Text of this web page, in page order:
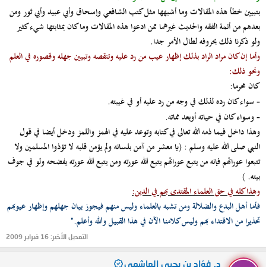
بتبيين خطأ هذه المقالات وما أشبهها مثل كتب الشافعي وإسحاق وأبي عبيد وأبي ثور ومن
بعدهم من أئمة الفقه والحديث غيرهما ممن ادعوا هذه المقالات وما كان بمثابتها شيء كثير
ولو ذكرنا ذلك بحروفه لطال الأمر جدا.
وأما إن كان مراد الراد بذلك إظهار عيب من رد عليه وتنقصه وتبيين جهله وقصوره في العلم
ونحو ذلك:
كان محرما:
- سواء كان رده لذلك في وجه من رد عليه أو في غيبته.
- وسواء كان في حياته أوبعد مماته.
وهذا داخل فيما ذمه الله تعالى في كتابه وتوعد عليه في الهمز واللمز ودخل أيضا في قول
النبي صلى الله عليه وسلم :(يا معشر من آمن بلسانه ولم يؤمن قلبه لا تؤذوا المسلمين ولا
تتبعوا عوراتهم فإنه من يتبع عوراتهم يتبع الله عورته ومن يتبع الله عورته يفضحه ولو في جوف
بيته.)
وهذا كله في حق العلماء المقتدى بهم في الدين:
فأما أهل البدع والضلالة ومن تشبه بالعلماء وليس منهم فيجوز بيان جهلهم وإظهار عيوبهم
تحذيرا من الاقتداء بهم وليس كلامنا الآن في هذا القبيل والله وأعلم."
التعديل الأخير: 16 فبراير 2009
د. فؤاد بن يحيى الهاشمي